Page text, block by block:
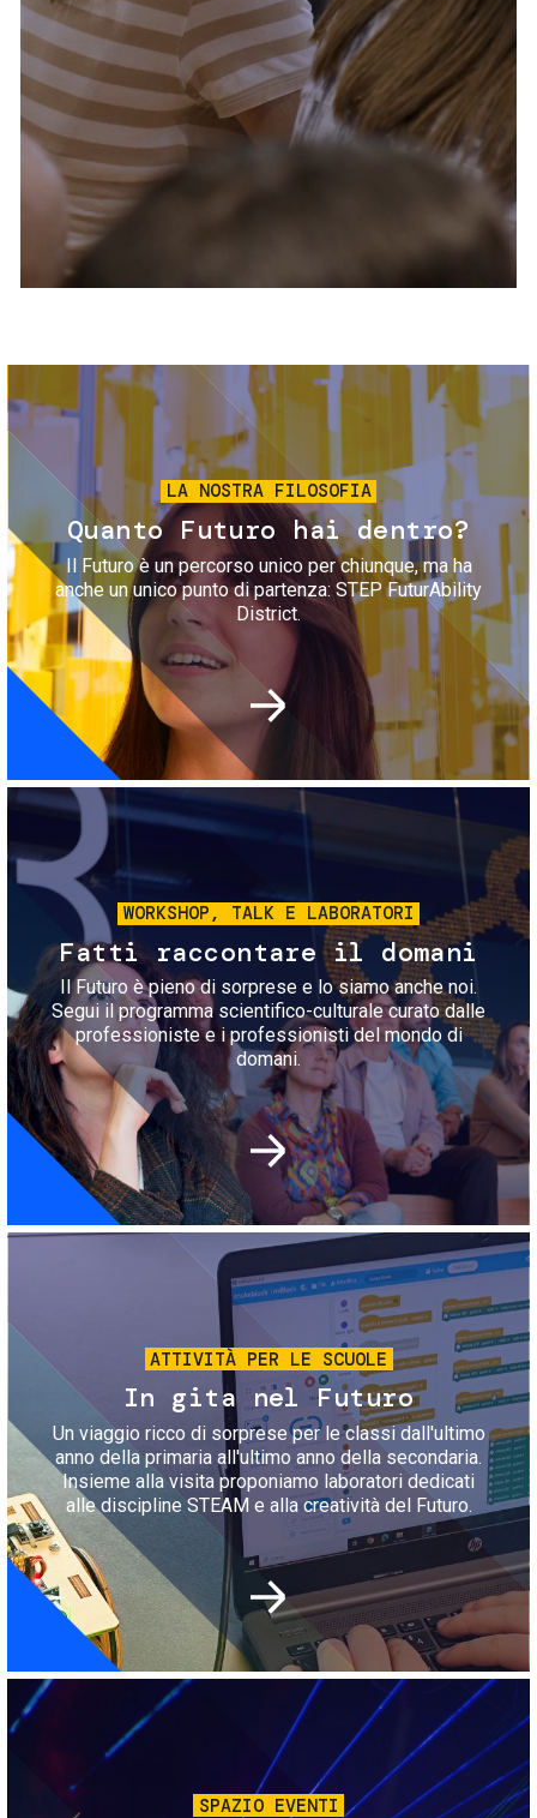
Servizi e accessibilità
Contatti
FAQ
Biglietti
Immagine
LA NOSTRA FILOSOFIA
Quanto Futuro hai dentro?
Il Futuro è un percorso unico per chiunque, ma ha
anche un unico punto di partenza: STEP FuturAbility
District.
Immagine
WORKSHOP, TALK E LABORATORI
Fatti raccontare il domani
Il Futuro è pieno di sorprese e lo siamo anche noi.
Segui il programma scientifico-culturale curato dalle
professioniste e i professionisti del mondo di
domani.
Immagine
ATTIVITÀ PER LE SCUOLE
In gita nel Futuro
Un viaggio ricco di sorprese per le classi dall'ultimo
anno della primaria all'ultimo anno della secondaria.
Insieme alla visita proponiamo laboratori dedicati
alle discipline STEAM e alla creatività del Futuro.
Immagine
SPAZIO EVENTI